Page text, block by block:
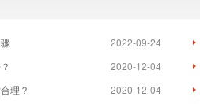
2022-09-24
2020-12-04
2020-12-04
理？